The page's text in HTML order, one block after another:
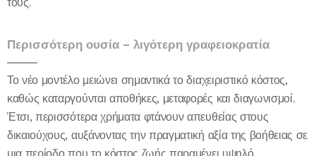
Περισσότερη ουσία – λιγότερη γραφειοκρατία
Το νέο μοντέλο μειώνει σημαντικά το διαχειριστικό κόστος,
καθώς καταργούνται αποθήκες, μεταφορές και διαγωνισμοί.
Έτσι, περισσότερα χρήματα φτάνουν απευθείας στους
δικαιούχους, αυξάνοντας την πραγματική αξία της βοήθειας σε
μια περίοδο που το κόστος ζωής παραμένει υψηλό.